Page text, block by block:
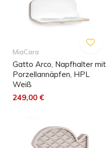
MiaCara
Gatto Arco, Napfhalter mit
Porzellannäpfen, HPL
Weiß
249,00 €